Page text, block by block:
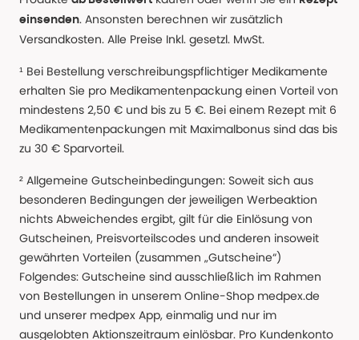
einsenden. Ansonsten berechnen wir zusätzlich
Versandkosten. Alle Preise Inkl. gesetzl. MwSt.
¹ Bei Bestellung verschreibungspflichtiger Medikamente
erhalten Sie pro Medikamentenpackung einen Vorteil von
mindestens 2,50 € und bis zu 5 €. Bei einem Rezept mit 6
Medikamentenpackungen mit Maximalbonus sind das bis
zu 30 € Sparvorteil.
² Allgemeine Gutscheinbedingungen: Soweit sich aus
besonderen Bedingungen der jeweiligen Werbeaktion
nichts Abweichendes ergibt, gilt für die Einlösung von
Gutscheinen, Preisvorteilscodes und anderen insoweit
gewährten Vorteilen (zusammen „Gutscheine“)
Folgendes: Gutscheine sind ausschließlich im Rahmen
von Bestellungen in unserem Online-Shop medpex.de
und unserer medpex App, einmalig und nur im
ausgelobten Aktionszeitraum einlösbar. Pro Kundenkonto